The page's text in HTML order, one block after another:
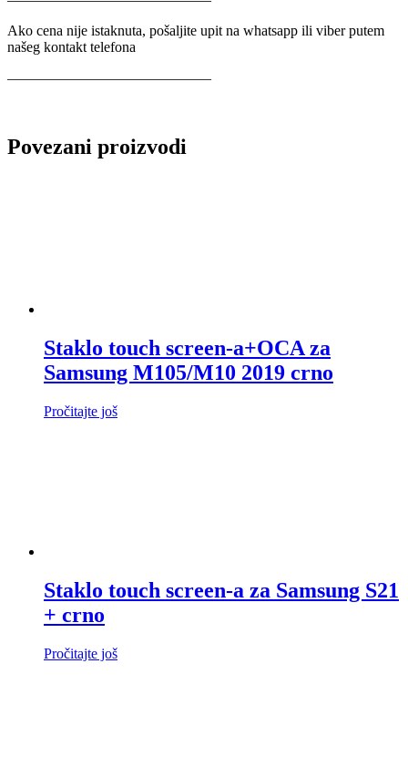
Ako cena nije istaknuta, pošaljite upit na whatsapp ili viber putem
našeg kontakt telefona
——————————————
Povezani proizvodi
Staklo touch screen-a+OCA za
Samsung M105/M10 2019 crno
Pročitajte još
Staklo touch screen-a za Samsung S21
+ crno
Pročitajte još